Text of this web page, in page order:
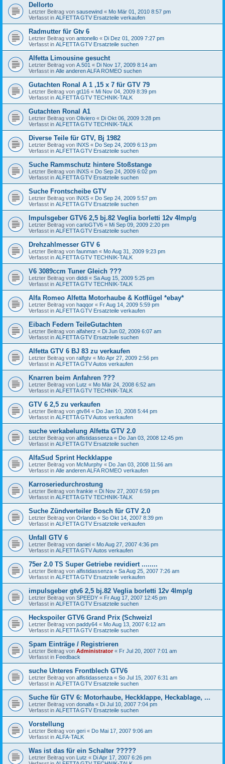
Dellorto
Letzter Beitrag von sausewind « Mo Mär 01, 2010 8:57 pm
Verfasst in ALFETTA GTV Ersatzteile verkaufen
Radmutter für Gtv 6
Letzter Beitrag von antonello « Di Dez 01, 2009 7:27 pm
Verfasst in ALFETTA GTV Ersatzteile suchen
Alfetta Limousine gesucht
Letzter Beitrag von A.501 « Di Nov 17, 2009 8:14 am
Verfasst in Alle anderen ALFA ROMEO suchen
Gutachten Ronal A 1 ,15 x 7 für GTV 79
Letzter Beitrag von gt116 « Mi Nov 04, 2009 8:39 pm
Verfasst in ALFETTA GTV TECHNIK-TALK
Gutachten Ronal A1
Letzter Beitrag von Oliviero « Di Okt 06, 2009 3:28 pm
Verfasst in ALFETTA GTV TECHNIK-TALK
Diverse Teile für GTV, Bj 1982
Letzter Beitrag von INXS « Do Sep 24, 2009 6:13 pm
Verfasst in ALFETTA GTV Ersatzteile suchen
Suche Rammschutz hintere Stoßstange
Letzter Beitrag von INXS « Do Sep 24, 2009 6:02 pm
Verfasst in ALFETTA GTV Ersatzteile suchen
Suche Frontscheibe GTV
Letzter Beitrag von INXS « Do Sep 24, 2009 5:57 pm
Verfasst in ALFETTA GTV Ersatzteile suchen
Impulsgeber GTV6 2,5 bj.82 Veglia borletti 12v 4Imp/g
Letzter Beitrag von carloGTV6 « Mi Sep 09, 2009 2:20 pm
Verfasst in ALFETTA GTV Ersatzteile suchen
Drehzahlmesser GTV 6
Letzter Beitrag von faunman « Mo Aug 31, 2009 9:23 pm
Verfasst in ALFETTA GTV TECHNIK-TALK
V6 3089ccm Tuner Gleich ???
Letzter Beitrag von diddi « Sa Aug 15, 2009 5:25 pm
Verfasst in ALFETTA GTV TECHNIK-TALK
Alfa Romeo Alfetta Motorhaube & Kotflügel *ebay*
Letzter Beitrag von haqqor « Fr Aug 14, 2009 5:59 pm
Verfasst in ALFETTA GTV Ersatzteile verkaufen
Eibach Federn TeileGutachten
Letzter Beitrag von alfaherz « Di Jun 02, 2009 6:07 am
Verfasst in ALFETTA GTV Ersatzteile suchen
Alfetta GTV 6 BJ 83 zu verkaufen
Letzter Beitrag von ralfgtv « Mo Apr 27, 2009 2:56 pm
Verfasst in ALFETTA GTV Autos verkaufen
Knarren beim Anfahren ???
Letzter Beitrag von Lutz « Mo Mär 24, 2008 6:52 am
Verfasst in ALFETTA GTV TECHNIK-TALK
GTV 6 2,5 zu verkaufen
Letzter Beitrag von gtv84 « Do Jan 10, 2008 5:44 pm
Verfasst in ALFETTA GTV Autos verkaufen
suche verkabelung Alfetta GTV 2.0
Letzter Beitrag von alfistidassenza « Do Jan 03, 2008 12:45 pm
Verfasst in ALFETTA GTV Ersatzteile suchen
AlfaSud Sprint Heckklappe
Letzter Beitrag von McMurphy « Do Jan 03, 2008 11:56 am
Verfasst in Alle anderen ALFA ROMEO verkaufen
Karroseriedurchrostung
Letzter Beitrag von frankie « Di Nov 27, 2007 6:59 pm
Verfasst in ALFETTA GTV TECHNIK-TALK
Suche Zündverteiler Bosch für GTV 2.0
Letzter Beitrag von Orlando « So Okt 14, 2007 8:39 pm
Verfasst in ALFETTA GTV Ersatzteile verkaufen
Unfall GTV 6
Letzter Beitrag von daniel « Mo Aug 27, 2007 4:36 pm
Verfasst in ALFETTA GTV Autos verkaufen
75er 2.0 TS Super Getriebe revidiert ........
Letzter Beitrag von alfistidassenza « Sa Aug 25, 2007 7:26 am
Verfasst in ALFETTA GTV Ersatzteile verkaufen
impulsgeber gtv6 2,5 bj.82 Veglia borletti 12v 4Imp/g
Letzter Beitrag von SPEEDY « Fr Aug 17, 2007 12:45 pm
Verfasst in ALFETTA GTV Ersatzteile suchen
Heckspoiler GTV6 Grand Prix (SchweizI
Letzter Beitrag von paddy64 « Mo Aug 13, 2007 6:12 am
Verfasst in ALFETTA GTV Ersatzteile suchen
Spam Einträge / Registrieren
Letzter Beitrag von Administrator« Fr Jul 20, 2007 7:01 am
Verfasst in Feedback
suche Unteres Frontblech GTV6
Letzter Beitrag von alfistidassenza « So Jul 15, 2007 6:31 am
Verfasst in ALFETTA GTV Ersatzteile suchen
Suche für GTV 6: Motorhaube, Heckklappe, Heckablage, ...
Letzter Beitrag von donalfa « Di Jul 10, 2007 7:04 pm
Verfasst in ALFETTA GTV Ersatzteile suchen
Vorstellung
Letzter Beitrag von geri « Do Mai 17, 2007 9:06 am
Verfasst in ALFA-TALK
Was ist das für ein Schalter ?????
Letzter Beitrag von Lutz « Di Apr 17, 2007 6:26 pm